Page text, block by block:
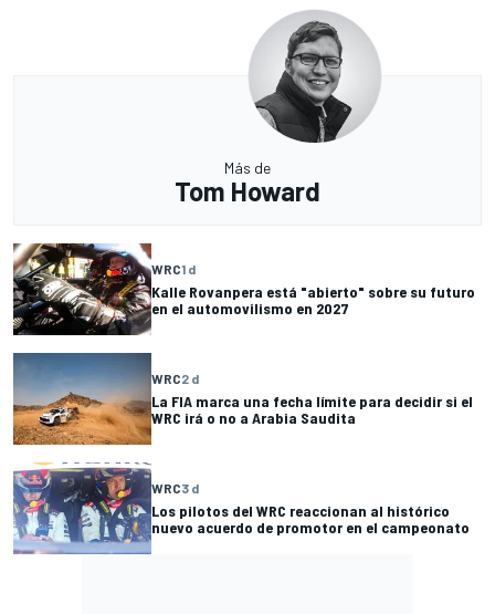
Más de
Tom Howard
WRC1 d
Kalle Rovanpera está "abierto" sobre su futuro
en el automovilismo en 2027
WRC2 d
La FIA marca una fecha límite para decidir si el
WRC irá o no a Arabia Saudita
WRC3 d
Los pilotos del WRC reaccionan al histórico
nuevo acuerdo de promotor en el campeonato